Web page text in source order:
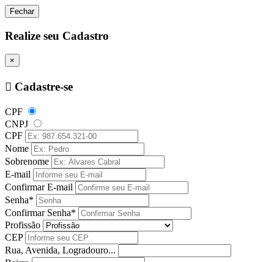
Fechar
Realize seu Cadastro
×
Cadastre-se
CPF
CNPJ
CPF
Nome
Sobrenome
E-mail
Confirmar E-mail
Senha*
Confirmar Senha*
Profissão
CEP
Rua, Avenida, Logradouro...